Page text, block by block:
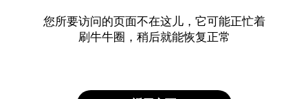
您所要访问的页面不在这儿，它可能正忙着
刷牛牛圈，稍后就能恢复正常